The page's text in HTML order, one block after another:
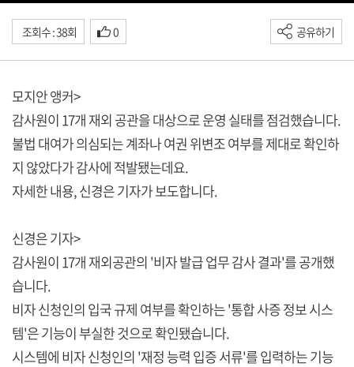
조회수 : 38회 0 공유하기
모지안 앵커>
감사원이 17개 재외 공관을 대상으로 운영 실태를 점검했습니다.
불법 대여가 의심되는 계좌나 여권 위변조 여부를 제대로 확인하
지 않았다가 감사에 적발됐는데요.
자세한 내용, 신경은 기자가 보도합니다.
신경은 기자>
감사원이 17개 재외공관의 '비자 발급 업무 감사 결과'를 공개했
습니다.
비자 신청인의 입국 규제 여부를 확인하는 '통합 사증 정보 시스
템'은 기능이 부실한 것으로 확인됐습니다.
시스템에 비자 신청인의 '재정 능력 입증 서류'를 입력하는 기능